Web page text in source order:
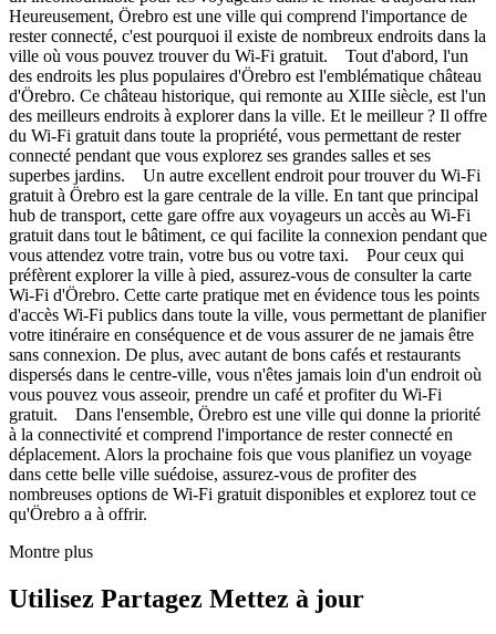
Heureusement, Örebro est une ville qui comprend l'importance de
rester connecté, c'est pourquoi il existe de nombreux endroits dans la
ville où vous pouvez trouver du Wi-Fi gratuit. Tout d'abord, l'un
des endroits les plus populaires d'Örebro est l'emblématique château
d'Örebro. Ce château historique, qui remonte au XIIIe siècle, est l'un
des meilleurs endroits à explorer dans la ville. Et le meilleur ? Il offre
du Wi-Fi gratuit dans toute la propriété, vous permettant de rester
connecté pendant que vous explorez ses grandes salles et ses
superbes jardins. Un autre excellent endroit pour trouver du Wi-Fi
gratuit à Örebro est la gare centrale de la ville. En tant que principal
hub de transport, cette gare offre aux voyageurs un accès au Wi-Fi
gratuit dans tout le bâtiment, ce qui facilite la connexion pendant que
vous attendez votre train, votre bus ou votre taxi. Pour ceux qui
préfèrent explorer la ville à pied, assurez-vous de consulter la carte
Wi-Fi d'Örebro. Cette carte pratique met en évidence tous les points
d'accès Wi-Fi publics dans toute la ville, vous permettant de planifier
votre itinéraire en conséquence et de vous assurer de ne jamais être
sans connexion. De plus, avec autant de bons cafés et restaurants
dispersés dans le centre-ville, vous n'êtes jamais loin d'un endroit où
vous pouvez vous asseoir, prendre un café et profiter du Wi-Fi
gratuit. Dans l'ensemble, Örebro est une ville qui donne la priorité
à la connectivité et comprend l'importance de rester connecté en
déplacement. Alors la prochaine fois que vous planifiez un voyage
dans cette belle ville suédoise, assurez-vous de profiter des
nombreuses options de Wi-Fi gratuit disponibles et explorez tout ce
qu'Örebro a à offrir.
Montre plus
Utilisez Partagez Mettez à jour